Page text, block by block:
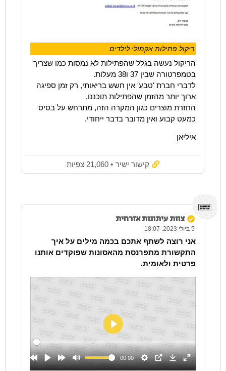
ריקול פתילות אקמולי לילדים
הריקול נעשה בגלל שהפתילות לא נמסות כמו שצריך
בטמפרטורה שבין 37 ו38 מעלות.
לדברי חברת 'טבע' אין חשש בריאותי, רק זמן ספיגה
ארוך יותר מהזמן שהפתילות תוכננו.
החזרת מוצרים כגון המקרה הזה, מתרחש על בסיס
כמעט קבוע ואין מדובר בדבר ייחודי.
איליאן
קישור ישיר • 21,060 צפיות
צוות עיתונות אזרחית
5 ביולי 2023. 18:07
אני רוצה לשתף אתכם בכמה מילים על איך
התקשורת מתפרנסת מהאסונות שפוקדים אותנו
פרטית ולאומית.